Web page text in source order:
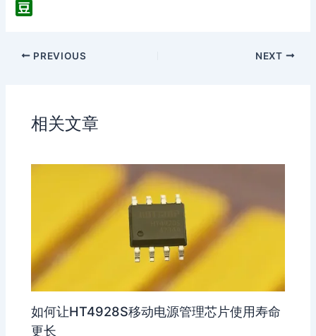
C
W
Q
nu
PREVIOUS NEXT
相关文章
如何让HT4928S移动电源管理芯片使用寿命
更长